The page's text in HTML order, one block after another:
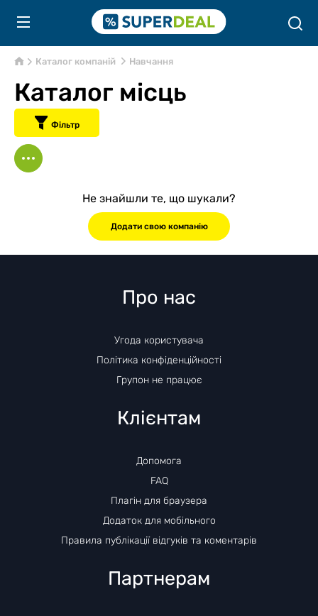
Каталог компаній Навчання
Каталог місць
Фільтр
Не знайшли те, що шукали?
Додати свою компанію
Про нас
Угода користувача
Політика конфіденційності
Групон не працює
Клієнтам
Допомога
FAQ
Плагін для браузера
Додаток для мобільного
Правила публікації відгуків та коментарів
Партнерам